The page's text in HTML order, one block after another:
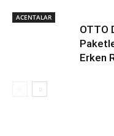
ACENTALAR
OTTO
Erken